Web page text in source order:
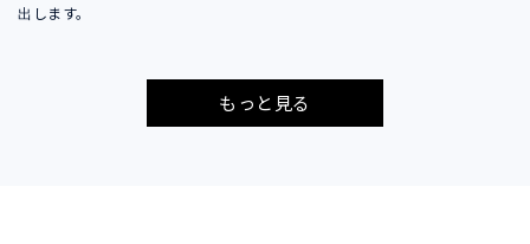
出します。
もっと見る